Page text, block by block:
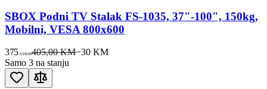
SBOX Podni TV Stalak FS-1035, 37"-100", 150kg,
Mobilni, VESA 800x600
375 00KM405,00 KM−30 KM
Samo 3 na stanju